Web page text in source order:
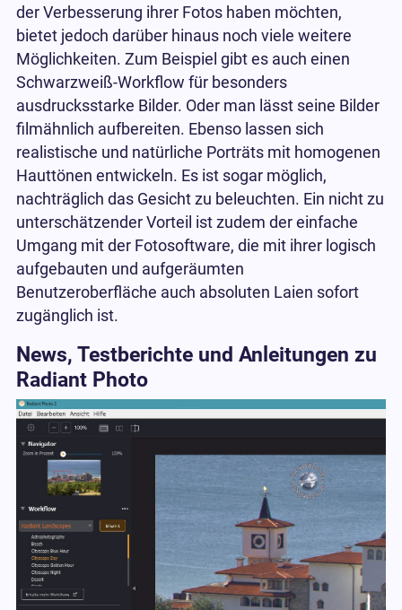
der Verbesserung ihrer Fotos haben möchten,
bietet jedoch darüber hinaus noch viele weitere
Möglichkeiten. Zum Beispiel gibt es auch einen
Schwarzweiß-Workflow für besonders
ausdrucksstarke Bilder. Oder man lässt seine Bilder
filmähnlich aufbereiten. Ebenso lassen sich
realistische und natürliche Porträts mit homogenen
Hauttönen entwickeln. Es ist sogar möglich,
nachträglich das Gesicht zu beleuchten. Ein nicht zu
unterschätzender Vorteil ist zudem der einfache
Umgang mit der Fotosoftware, die mit ihrer logisch
aufgebauten und aufgeräumten
Benutzeroberfläche auch absoluten Laien sofort
zugänglich ist.
News, Testberichte und Anleitungen zu
Radiant Photo